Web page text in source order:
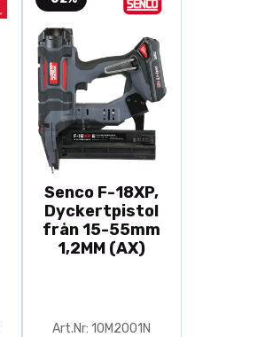
Senco F-18XP,
Dyckertpistol
från 15-55mm
1,2MM (AX)
Art.Nr: 10M2001N